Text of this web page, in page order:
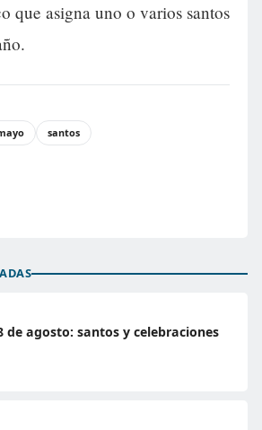
que asigna uno o varios santos
santos
de agosto: santos y celebraciones